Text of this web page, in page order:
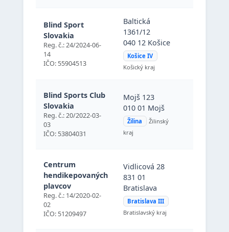
Blind Sport
Slovakia
Reg. č.: 24/2024-06-
14
IČO: 55904513
Baltická
1361/12
040 12 Košice
Košice IV
Košický kraj
Blind Sports Club
Slovakia
Reg. č.: 20/2022-03-
03
IČO: 53804031
Mojš 123
010 01 Mojš
Žilina
Žilinský
kraj
Centrum
hendikepovaných
plavcov
Reg. č.: 14/2020-02-
02
IČO: 51209497
Vidlicová 28
831 01
Bratislava
Bratislava III
Bratislavský kraj